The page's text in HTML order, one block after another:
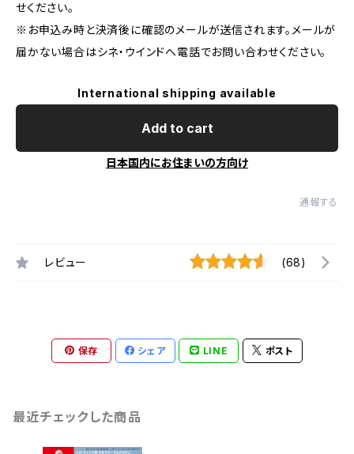
せください。
※お申込み時と決済後に確認のメールが送信されます。メールが
届かない場合はシネ・ウインドへ電話でお問い合わせください。
International shipping available
Add to cart
日本国内にお住まいの方向け
通報する
レビュー (68)
保存 シェア LINE ポスト
最近チェックした商品